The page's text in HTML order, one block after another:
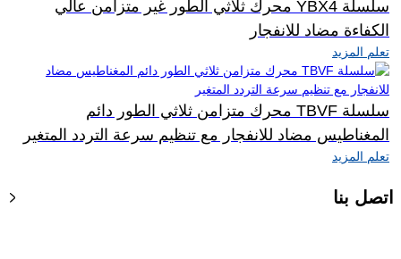
سلسلة YBX4 محرك ثلاثي الطور غير متزامن عالي
الكفاءة مضاد للانفجار
تعلم المزيد
سلسلة TBVF محرك متزامن ثلاثي الطور دائم
المغناطيس مضاد للانفجار مع تنظيم سرعة التردد المتغير
تعلم المزيد
اتصل بنا